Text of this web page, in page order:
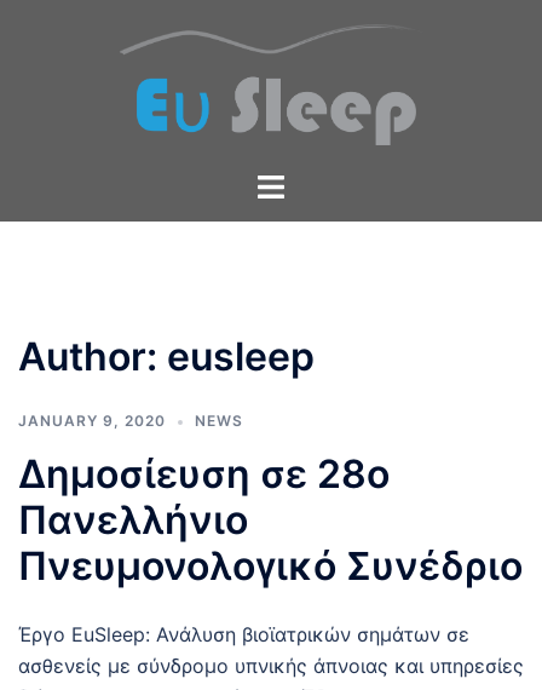
Toggle
Author: eusleep
JANUARY 9, 2020 NEWS
Δημοσίευση σε 28ο
Πανελλήνιο
Πνευμονολογικό Συνέδριο
Έργο EuSleep: Ανάλυση βιοϊατρικών σημάτων σε
ασθενείς με σύνδρομο υπνικής άπνοιας και υπηρεσίες